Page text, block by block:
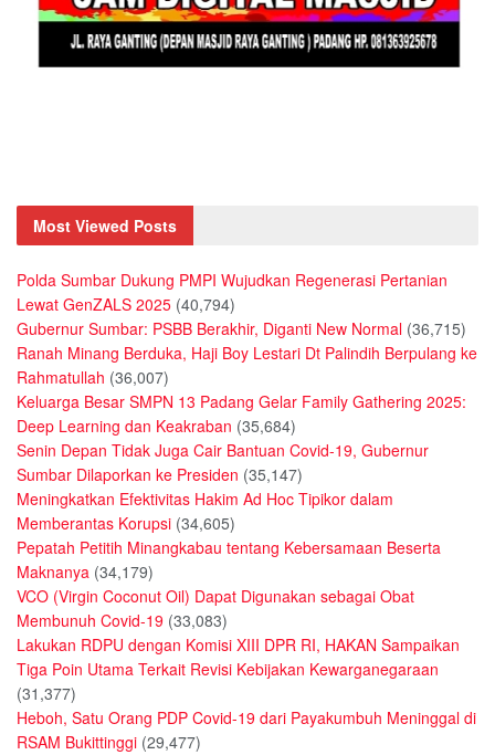
Most Viewed Posts
Polda Sumbar Dukung PMPI Wujudkan Regenerasi Pertanian
Lewat GenZALS 2025 (40,794)
Gubernur Sumbar: PSBB Berakhir, Diganti New Normal (36,715)
Ranah Minang Berduka, Haji Boy Lestari Dt Palindih Berpulang ke
Rahmatullah (36,007)
Keluarga Besar SMPN 13 Padang Gelar Family Gathering 2025:
Deep Learning dan Keakraban (35,684)
Senin Depan Tidak Juga Cair Bantuan Covid-19, Gubernur
Sumbar Dilaporkan ke Presiden (35,147)
Meningkatkan Efektivitas Hakim Ad Hoc Tipikor dalam
Memberantas Korupsi (34,605)
Pepatah Petitih Minangkabau tentang Kebersamaan Beserta
Maknanya (34,179)
VCO (Virgin Coconut Oil) Dapat Digunakan sebagai Obat
Membunuh Covid-19 (33,083)
Lakukan RDPU dengan Komisi XIII DPR RI, HAKAN Sampaikan
Tiga Poin Utama Terkait Revisi Kebijakan Kewarganegaraan
(31,377)
Heboh, Satu Orang PDP Covid-19 dari Payakumbuh Meninggal di
RSAM Bukittinggi (29,477)